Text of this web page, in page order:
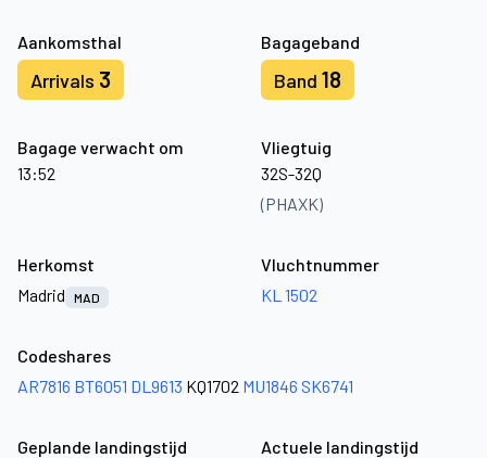
Aankomsthal
Arrivals 3
Bagageband
Band 18
Bagage verwacht om
13:52
Vliegtuig
32S-32Q
(PHAXK)
Herkomst
Madrid
MAD
Vluchtnummer
KL 1502
Codeshares
AR7816 BT6051 DL9613 KQ1702 MU1846 SK6741
Geplande landingstijd
Actuele landingstijd